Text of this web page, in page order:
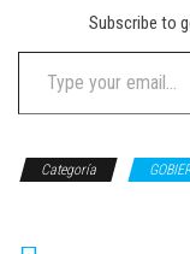
Subscribe to
Type your email…
Categoría